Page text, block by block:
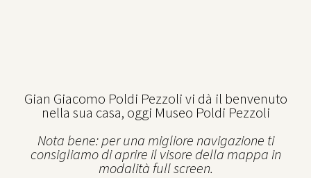
Gian Giacomo Poldi Pezzoli vi dà il benvenuto
nella sua casa, oggi Museo Poldi Pezzoli
Nota bene: per una migliore navigazione ti
consigliamo di aprire il visore della mappa in
modalità full screen.